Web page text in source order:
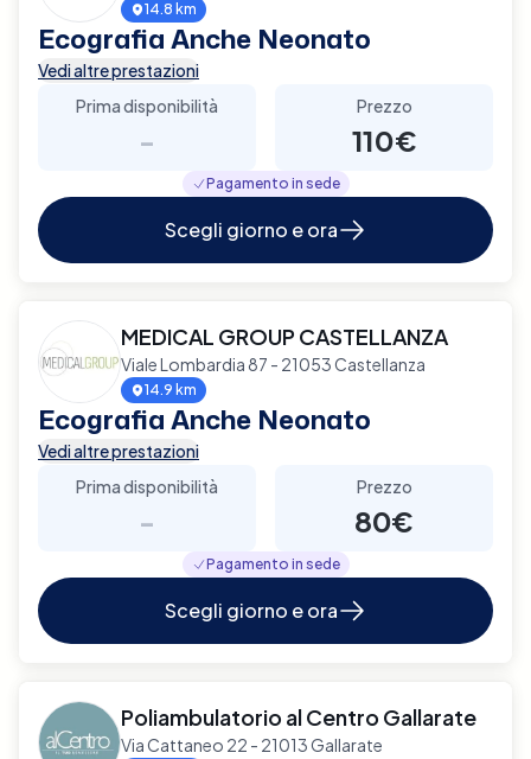
14.8 km
Ecografia Anche Neonato
Vedi altre prestazioni
Prima disponibilità
-
Prezzo
110€
Pagamento in sede
Scegli giorno e ora
MEDICAL GROUP CASTELLANZA
Viale Lombardia 87 - 21053 Castellanza
14.9 km
Ecografia Anche Neonato
Vedi altre prestazioni
Prima disponibilità
-
Prezzo
80€
Pagamento in sede
Scegli giorno e ora
Poliambulatorio al Centro Gallarate
Via Cattaneo 22 - 21013 Gallarate